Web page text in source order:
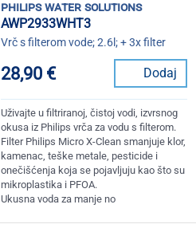
philips water solutions
AWP2933WHT3
Vrč s filterom vode; 2.6l; + 3x filter
28,90 € Dodaj
Uživajte u filtriranoj, čistoj vodi, izvrsnog
okusa iz Philips vrča za vodu s filterom.
Filter Philips Micro X-Clean smanjuje klor,
kamenac, teške metale, pesticide i
onečišćenja koja se pojavljuju kao što su
mikroplastika i PFOA.
Ukusna voda za manje no